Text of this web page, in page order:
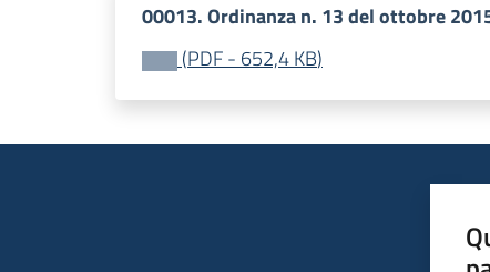
00013. Ordinanza n. 13 del ottobre
(PDF- 652,4 KB)